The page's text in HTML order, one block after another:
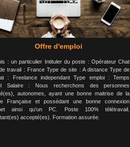
Offre d'emploi
: un particulier Intituler du poste : Opérateur Chat
travail : France Type de site : A distance Type de
: Freelance independant Type emploi : Temps
Salaire : Nous recherchons des personnes
autonomes, ayant une bonne maitrise de la
Française et possédant une bonne connexion
ainsi qu'un PC. Poste 100% télétravail.
accepté(es). Formation assurée.